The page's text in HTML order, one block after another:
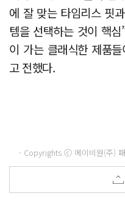
에 잘 맞는 타임리스 핏
템을 선택하는 것이 핵
이 가는 클래식한 제품
고 전했다.
- Copyrights ⓒ 메이비원(주)